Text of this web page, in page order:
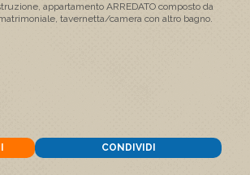
appartamento ARREDATO composto da
tavernetta/camera con altro bagno.
CONDIVIDI